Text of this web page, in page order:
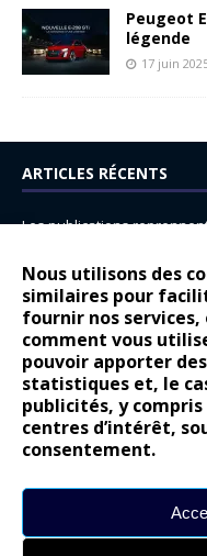
Nous utilisons des
similaires pour
fournir nos services,
comment vous
pouvoir apporter
statistiques et, le
publicités, y
centres d’intérêt,
consentement.
Peugeot
légende
17 juin
ARTICLES RÉCENTS
Les publications
14 juillet : nouveau film de
Renault Espace : voyage,
Peugeot E-208 GTi :
COMMENTAIRES
Bernard Dardartdans
Gilly
gyo